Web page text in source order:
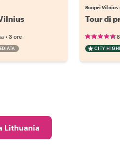
•3 ore
Scopri Vilnius
Tour di
CITY
Lithuania